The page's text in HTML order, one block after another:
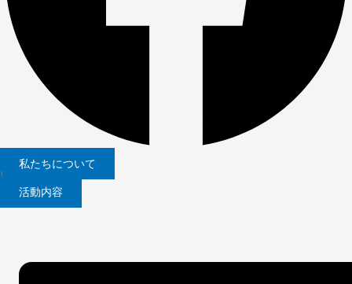
私たちについて
|
活動内容